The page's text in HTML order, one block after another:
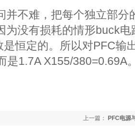
不难，把每个独立部分
为没有损耗的情形buck
是恒定的。所以对PFC输
是1.7A X155/380=0.69A
上一篇： PFC电源